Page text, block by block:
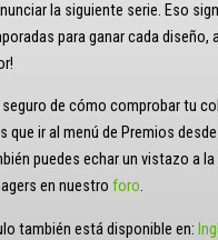
la siguiente serie. Eso
para ganar cada diseño,
de cómo comprobar tu
que ir al menú de Premios
puedes echar un vistazo a
en nuestro foro.
también está disponible en: